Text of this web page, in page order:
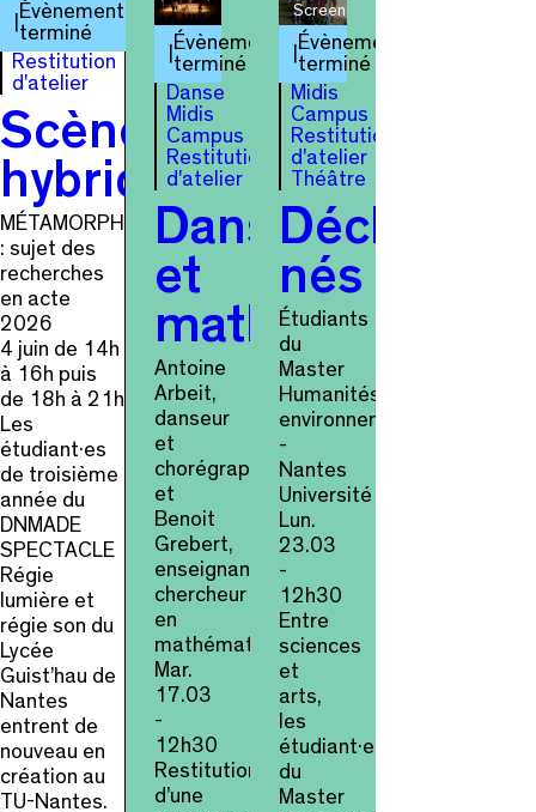
Évènement
terminé
Restitution
d'atelier
Scènes
hybrides
MÉTAMORPHOSE.S
: sujet des
recherches
en acte
2026
4 juin de 14h
à 16h puis
de 18h à 21h
Les
étudiant·es
de troisième
année du
DNMADE
SPECTACLE
Régie
lumière et
régie son du
Lycée
Guist’hau de
Nantes
entrent de
nouveau en
création au
TU-Nantes.
Évènement
terminé
Danse
Midis
Campus
Restitution
d'atelier
Danse
et
Antoine
Arbeit,
danseur
et
chorégraphe,
et
Benoit
Grebert,
enseignant-
chercheur
en
mathématiques
Mar.
17.03
-
12h30
Restitution
d’une
Screenshot
Évènement
terminé
Midis
Campus
Restitution
d'atelier
Théâtre
Déchets-
nés
Étudiants
du
Master
Humanités
environnementales
-
Nantes
Université
Lun.
23.03
-
12h30
Entre
sciences
et
arts,
les
étudiant·es
du
Master